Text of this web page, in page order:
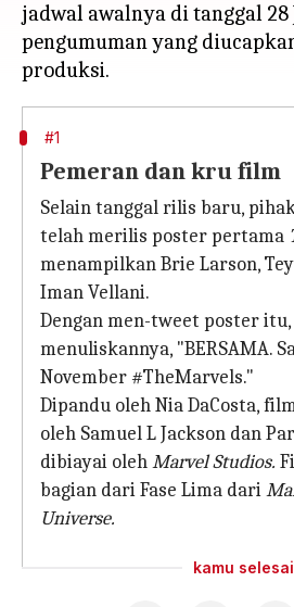
jadwal awalnya di tanggal 28
pengumuman yang
#1
Pemeran dan kru film
Selain tanggal rilis baru,
telah merilis poster pertama
menampilkan Brie Larson,
Iman Vellani.
Dengan men-tweet poster
menuliskannya, "BERSAMA.
November #TheMarvels."
Dipandu oleh Nia DaCosta,
oleh Samuel L Jackson dan
dibiayai olehMarvel Studios.
bagian dari Fase Lima dari
Universe.
kamu selesai